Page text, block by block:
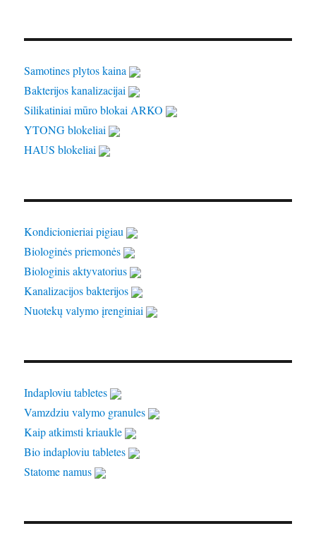
Samotines plytos kaina
Bakterijos kanalizacijai
Silikatiniai mūro blokai ARKO
YTONG blokeliai
HAUS blokeliai
Kondicionieriai pigiau
Biologinės priemonės
Biologinis aktyvatorius
Kanalizacijos bakterijos
Nuotekų valymo įrenginiai
Indaploviu tabletes
Vamzdziu valymo granules
Kaip atkimsti kriaukle
Bio indaploviu tabletes
Statome namus